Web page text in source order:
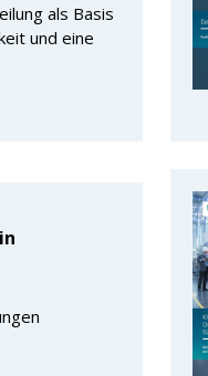
als Basis
und eine